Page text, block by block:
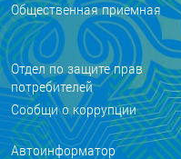
Общественная приемная
Отдел по защите прав
потребителей
Сообщи о коррупции
Автоинформатор